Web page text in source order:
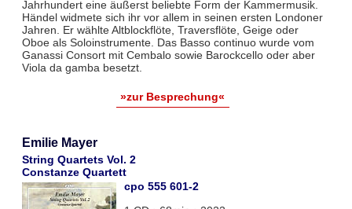
Jahrhundert eine äußerst beliebte Form der Kammermusik.
Händel widmete sich ihr vor allem in seinen ersten Londoner
Jahren. Er wählte Altblockflöte, Traversflöte, Geige oder
Oboe als Soloinstrumente. Das Basso continuo wurde vom
Ganassi Consort mit Cembalo sowie Barockcello oder aber
Viola da gamba besetzt.
»zur Besprechung«
Emilie Mayer
String Quartets Vol. 2
Constanze Quartett
cpo 555 601-2